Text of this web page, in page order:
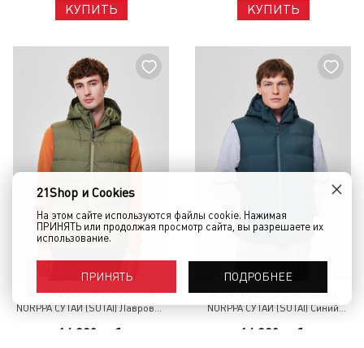
КУПИТЬ КУПИТЬ
Жилет мужской утепленный
NORPPA СУТАЙ (SUTAI) Лавровый
14 880 руб.
Жилет мужской утепленный
NORPPA СУТАЙ (SUTAI) Синий
14 880 руб.
21Shop и Cookies
На этом сайте используются файлы cookie. Нажимая
ПРИНЯТЬ или продолжая просмотр сайта, вы разрешаете их
использование.
ПРИНЯТЬ ПОДРОБНЕЕ
×